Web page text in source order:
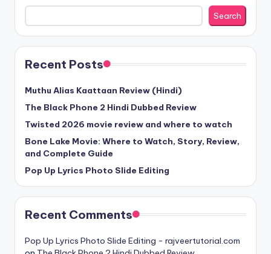
Search
Recent Posts
Muthu Alias Kaattaan Review (Hindi)
The Black Phone 2 Hindi Dubbed Review
Twisted 2026 movie review and where to watch
Bone Lake Movie: Where to Watch, Story, Review,
and Complete Guide
Pop Up Lyrics Photo Slide Editing
Recent Comments
Pop Up Lyrics Photo Slide Editing - rajveertutorial.com